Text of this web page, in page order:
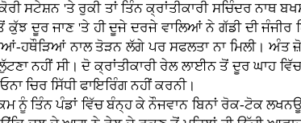
ਸਟੇਸ਼ਨ 'ਤੇ ਰੁਕੀ ਤਾਂ ਤਿੰਨ ਕ੍ਰਾਂਤੀਕਾਰੀ ਸਚਿੰਦਰ ਨਾਥ
ਦੂਰ ਜਾਣ 'ਤੇ ਹੀ ਦੂਜੇ ਦਰਜੇ ਵਾਲਿਆਂ ਨੇ ਗੱਡੀ ਦੀ ਜੰਜੀਰ
ਹਥੌੜਿਆਂ ਨਾਲ ਤੋੜਨ ਲੱਗੇ ਪਰ ਸਫਲਤਾ ਨਾ ਮਿਲੀ। ਅੰਤ
ਨਹੀਂ ਸੀ। ਦੋ ਕ੍ਰਾਂਤੀਕਾਰੀ ਰੇਲ ਲਾਈਨ ਤੋਂ ਦੂਰ ਘਾਹ
ਚਿਰ ਸਿੱਧੀ ਫਾਇਰਿੰਗ ਨਹੀਂ ਕਰਨੀ।
ਨੂੰ ਤਿੰਨ ਪੰਡਾਂ ਵਿੱਚ ਬੰਨ੍ਹ ਕੇ ਨੌਜਵਾਨ ਬਿਨਾਂ ਰੋਕ-ਟੋਕ